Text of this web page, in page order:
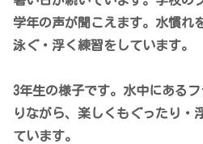
学年の声が聞こえます。水慣れ
泳ぐ・浮く練習をしています。
3年生の様子です。水中にある
りながら、楽しくもぐったり・
ています。